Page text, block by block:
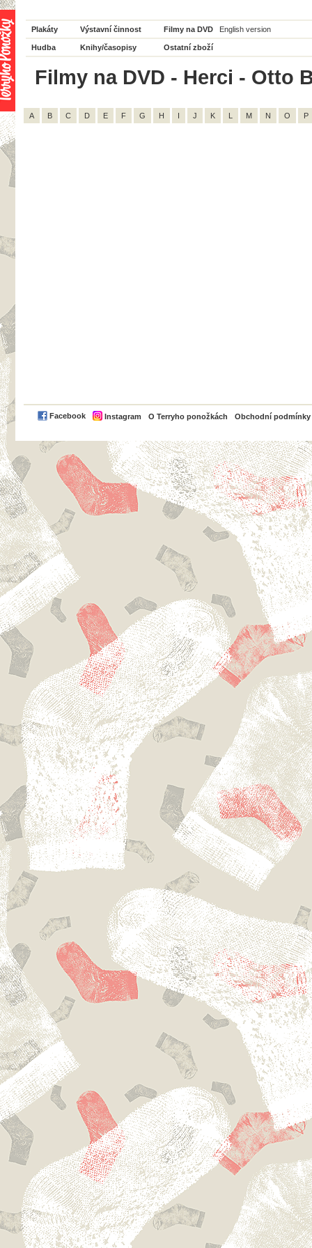
Plakáty Výstavní činnost Filmy na DVD English version
Hudba Knihy/časopisy Ostatní zboží
Filmy na DVD - Herci - Otto
A B C D E F G H I J K L M N O P
Facebook Instagram O Terryho ponožkách Obchodní podmínky
PayPal